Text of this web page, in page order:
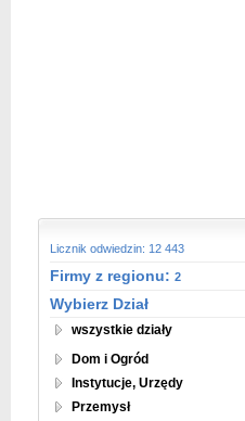
Licznik odwiedzin: 12 443
Firmy z regionu: 2
Wybierz Dział
wszystkie działy
Dom i Ogród
Instytucje, Urzędy
Przemysł